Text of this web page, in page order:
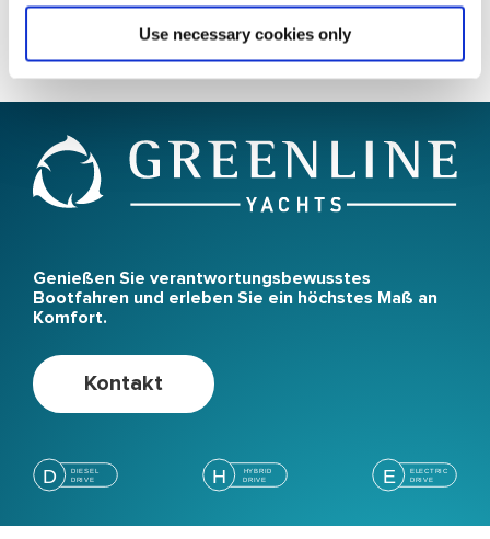
Use necessary cookies only
Genießen Sie verantwortungsbewusstes
Bootfahren und erleben Sie ein höchstes Maß an
Komfort.
Kontakt